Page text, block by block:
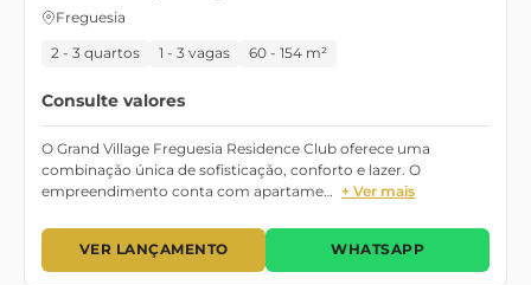
Freguesia
2 - 3 quartos 1 - 3 vagas 60 - 154 m²
Consulte valores
O Grand Village Freguesia Residence Club oferece uma
combinação única de sofisticação, conforto e lazer. O
empreendimento conta com apartame… + Ver mais
VER LANÇAMENTO WHATSAPP